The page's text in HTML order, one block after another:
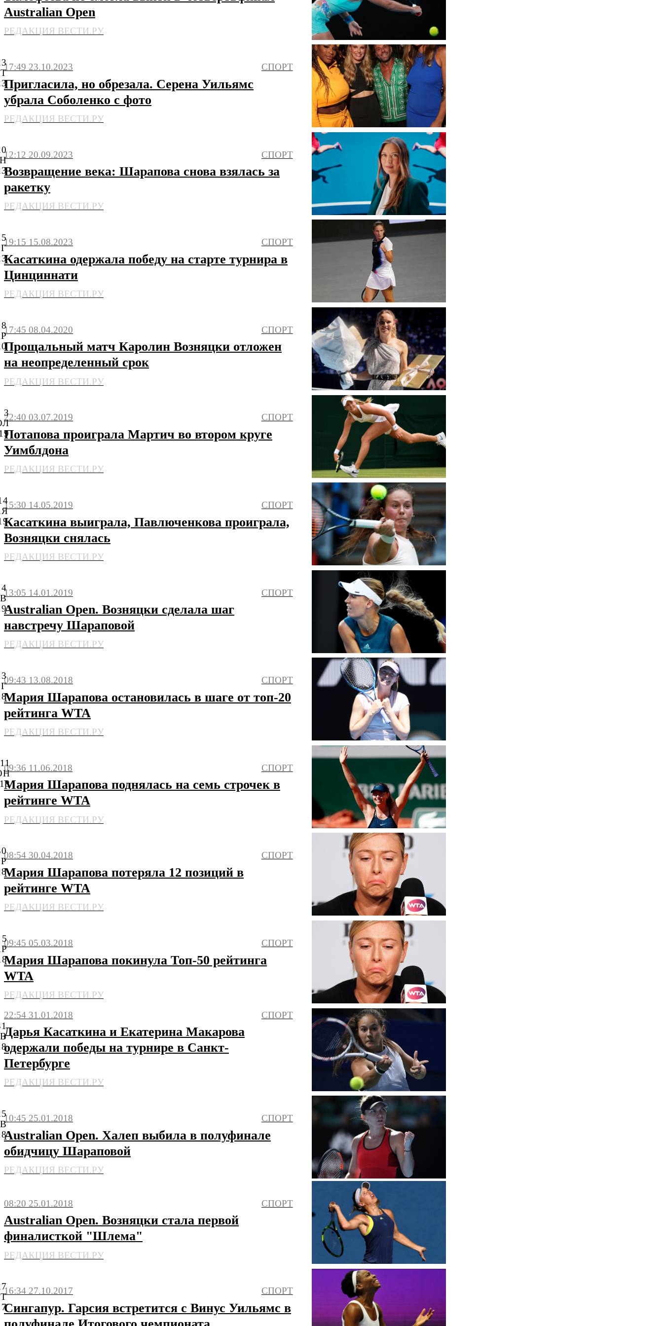
Australian Open
РЕДАКЦИЯ ВЕСТИ.РУ
17:49 23.10.2023 СПОРТ
Пригласила, но обрезала. Серена Уильямс
убрала Соболенко с фото
РЕДАКЦИЯ ВЕСТИ.РУ
12:12 20.09.2023 СПОРТ
Возвращение века: Шарапова снова взялась за
ракетку
РЕДАКЦИЯ ВЕСТИ.РУ
19:15 15.08.2023 СПОРТ
Касаткина одержала победу на старте турнира в
Цинциннати
РЕДАКЦИЯ ВЕСТИ.РУ
817:45 08.04.2020 СПОРТ
Прощальный матч Каролин Возняцки отложен
на неопределенный срок
РЕДАКЦИЯ ВЕСТИ.РУ
3
22:40 03.07.2019 СПОРТ
Потапова проиграла Мартич во втором круге
Уимблдона
РЕДАКЦИЯ ВЕСТИ.РУ
15:30 14.05.2019 СПОРТ
Касаткина выиграла, Павлюченкова проиграла,
Возняцки снялась
РЕДАКЦИЯ ВЕСТИ.РУ
13:05 14.01.2019 СПОРТ
Australian Open. Возняцки сделала шаг
навстречу Шараповой
РЕДАКЦИЯ ВЕСТИ.РУ
09:43 13.08.2018 СПОРТ
Мария Шарапова остановилась в шаге от топ-20
рейтинга WTA
РЕДАКЦИЯ ВЕСТИ.РУ
11
09:36 11.06.2018 СПОРТ
Мария Шарапова поднялась на семь строчек в
рейтинге WTA
РЕДАКЦИЯ ВЕСТИ.РУ
08:54 30.04.2018 СПОРТ
Мария Шарапова потеряла 12 позиций в
рейтинге WTA
РЕДАКЦИЯ ВЕСТИ.РУ
5
09:45 05.03.2018 СПОРТ
Мария Шарапова покинула Топ-50 рейтинга
WTA
РЕДАКЦИЯ ВЕСТИ.РУ
22:54 31.01.2018 СПОРТ
Дарья Касаткина и Екатерина Макарова
одержали победы на турнире в Санкт-
Петербурге
РЕДАКЦИЯ ВЕСТИ.РУ
10:45 25.01.2018 СПОРТ
Australian Open. Халеп выбила в полуфинале
обидчицу Шараповой
РЕДАКЦИЯ ВЕСТИ.РУ
08:20 25.01.2018 СПОРТ
Australian Open. Возняцки стала первой
финалисткой "Шлема"
РЕДАКЦИЯ ВЕСТИ.РУ
16:34 27.10.2017 СПОРТ
Сингапур. Гарсия встретится с Винус Уильямс в